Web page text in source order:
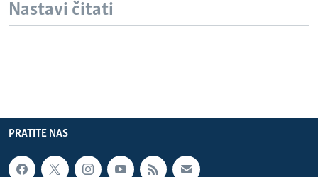
Nastavi čitati
PRATITE NAS